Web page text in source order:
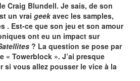
Craig Blundell. Je sais, de son
un vrai geekavec les samples,
. Est-ce que son jeu et son amour
ont eu un impact sur
? La question se pose par
« Towerblock ». J’ai presque
si vous allez pousser le vice à la